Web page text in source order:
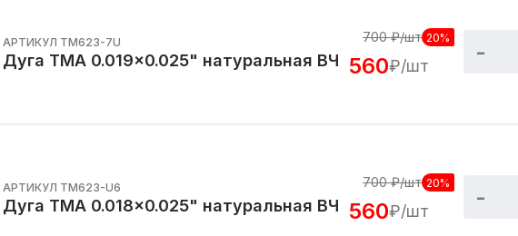
АРТИКУЛ TM623-7U
Дуга TMA 0.019x0.025" натуральная ВЧ
700₽/шт 20%
560₽/шт
АРТИКУЛ TM623-U6
Дуга TMA 0.018x0.025" натуральная ВЧ
700₽/шт 20%
560₽/шт